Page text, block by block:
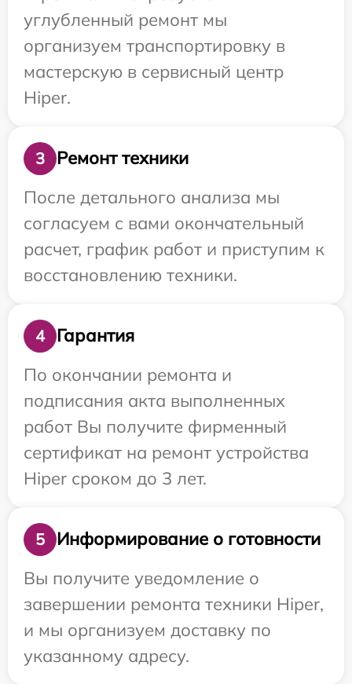
углубленный ремонт мы
организуем транспортировку в
мастерскую в сервисный центр
Hiper.
3
Ремонт техники
После детального анализа мы
согласуем с вами окончательный
расчет, график работ и приступим к
восстановлению техники.
4
Гарантия
По окончании ремонта и
подписания акта выполненных
работ Вы получите фирменный
сертификат на ремонт устройства
Hiper сроком до 3 лет.
5
Информирование о готовности
Вы получите уведомление о
завершении ремонта техники Hiper,
и мы организуем доставку по
указанному адресу.